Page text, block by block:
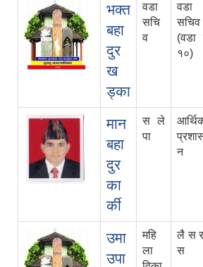
भक्त
बहा
दुर
ख
ड्का
वडा
सचि
व
वडा
सचिव
(वडा
१०)
मान
बहा
दुर
का
र्की
स‍ ल‍े
पा
न
उमा
उपा
महि
ला
लै स
स